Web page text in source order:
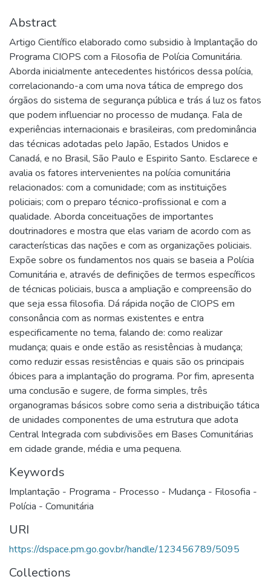
Abstract
Artigo Científico elaborado como subsidio à Implantação do
Programa CIOPS com a Filosofia de Polícia Comunitária.
Aborda inicialmente antecedentes históricos dessa polícia,
correlacionando-a com uma nova tática de emprego dos
órgãos do sistema de segurança pública e trás á luz os fatos
que podem influenciar no processo de mudança. Fala de
experiências internacionais e brasileiras, com predominância
das técnicas adotadas pelo Japão, Estados Unidos e
Canadá, e no Brasil, São Paulo e Espirito Santo. Esclarece e
avalia os fatores intervenientes na polícia comunitária
relacionados: com a comunidade; com as instituições
policiais; com o preparo técnico-profissional e com a
qualidade. Aborda conceituações de importantes
doutrinadores e mostra que elas variam de acordo com as
características das nações e com as organizações policiais.
Expõe sobre os fundamentos nos quais se baseia a Polícia
Comunitária e, através de definições de termos específicos
de técnicas policiais, busca a ampliação e compreensão do
que seja essa filosofia. Dá rápida noção de CIOPS em
consonância com as normas existentes e entra
especificamente no tema, falando de: como realizar
mudança; quais e onde estão as resistências à mudança;
como reduzir essas resistências e quais são os principais
óbices para a implantação do programa. Por fim, apresenta
uma conclusão e sugere, de forma simples, três
organogramas básicos sobre como seria a distribuição tática
de unidades componentes de uma estrutura que adota
Central Integrada com subdivisões em Bases Comunitárias
em cidade grande, média e uma pequena.
Keywords
Implantação - Programa - Processo - Mudança - Filosofia -
Polícia - Comunitária
URI
https://dspace.pm.go.gov.br/handle/123456789/5095
Collections